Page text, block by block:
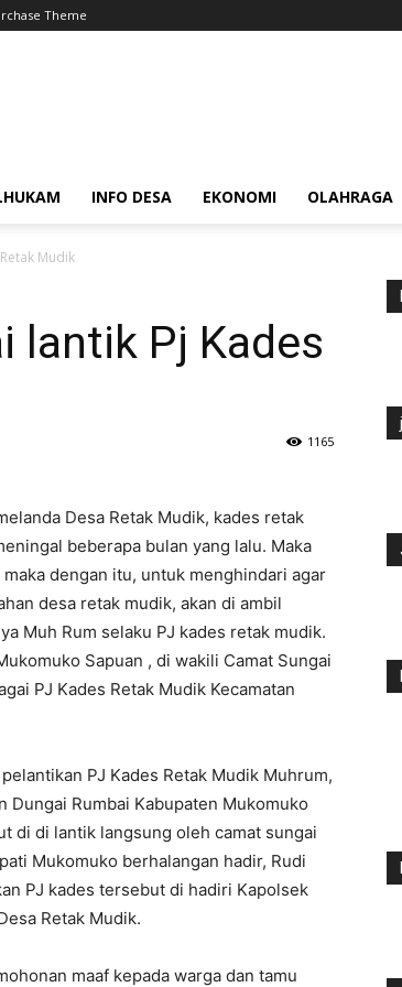
Theme
INFO DESA EKONOMI OLAHRAGA
Mudik
lantik Pj Kades
1165
Desa Retak Mudik, kades retak
beberapa bulan yang lalu. Maka
dengan itu, untuk menghindari agar
desa retak mudik, akan di ambil
Muh Rum selaku PJ kades retak mudik.
Sapuan , di wakili Camat Sungai
PJ Kades Retak Mudik Kecamatan
PJ Kades Retak Mudik Muhrum,
Dungai Rumbai Kabupaten Mukomuko
di di lantik langsung oleh camat sungai
Mukomuko berhalangan hadir, Rudi
PJ kades tersebut di hadiri Kapolsek
Retak Mudik.
maaf kepada warga dan tamu